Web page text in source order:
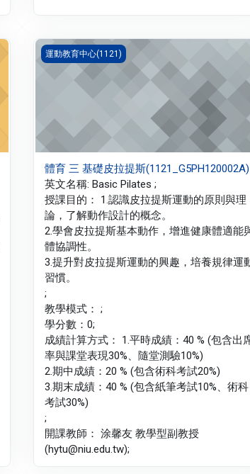
體育 三 基礎皮拉提斯(1121_G5PH120002A)
運動教育中心(1121)
體育 三 基礎皮拉提斯(1121_G5PH120002A)
英文名稱: Basic Pilates ;
授課目的： 1.認識皮拉提斯運動的原則與理
論，了解動作設計的概念。
2.學會皮拉提斯基本動作，增進健康體適能
體協調性。
3.提升對皮拉提斯運動的興趣，培養規律運
習慣。
;
教學模式： ;
學分數：0;
成績計算方式： 1.平時成績：40 % (包含出
率與課堂表現30%、隨堂測驗10%)
2.期中成績：20 % (包含術科考試20%)
3.期末成績：40 % (包含紙筆考試10%、術科
考試30%)
;
開課教師： 涂馨友 教學型副教授
(hytu@niu.edu.tw);